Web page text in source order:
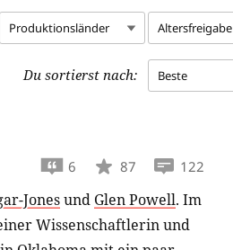
Produktionsländer Altersfreigabe
Du sortierst nach: Beste
6 87 122
Jonesund Glen Powell. Im
Wissenschaftlerin und